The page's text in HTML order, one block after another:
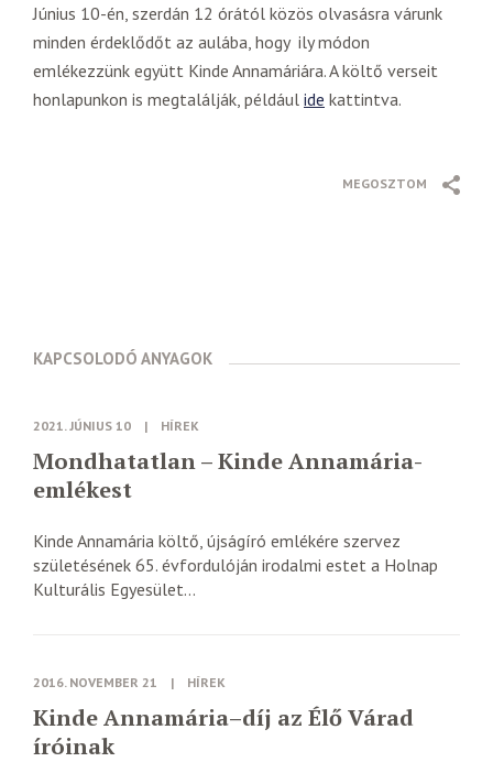
Június 10-én, szerdán 12 órától közös olvasásra várunk
minden érdeklődőt az aulába, hogy ily módon
emlékezzünk együtt Kinde Annamáriára. A költő verseit
honlapunkon is megtalálják, például ide kattintva.
MEGOSZTOM
KAPCSOLODÓ ANYAGOK
2021. JÚNIUS 10 | HÍREK
Mondhatatlan – Kinde Annamária-
emlékest
Kinde Annamária költő, újságíró emlékére szervez
születésének 65. évfordulóján irodalmi estet a Holnap
Kulturális Egyesület...
2016. NOVEMBER 21 | HÍREK
Kinde Annamária–díj az Élő Várad
íróinak